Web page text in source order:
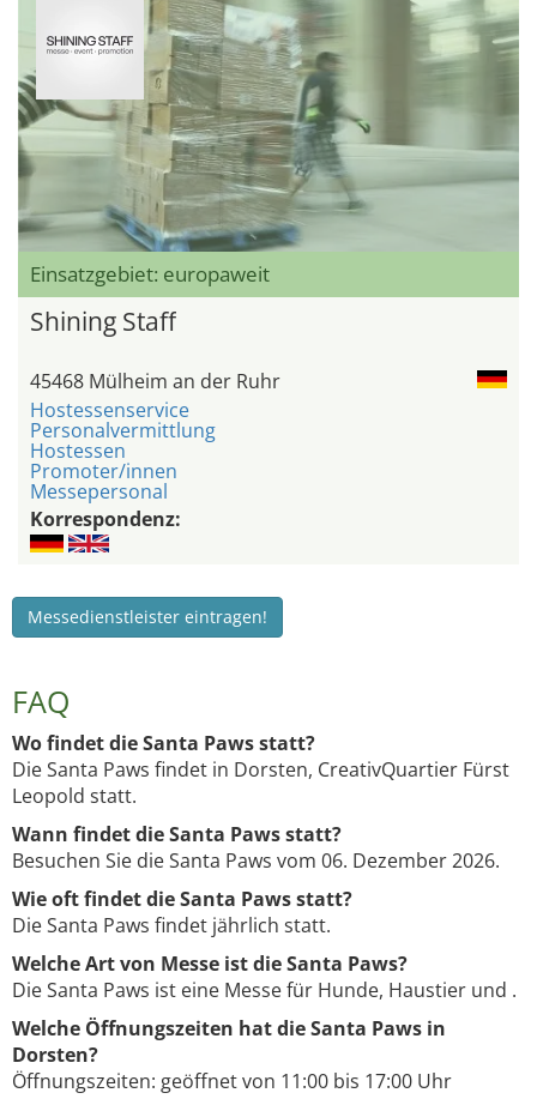
Einsatzgebiet: europaweit
Shining Staff
45468 Mülheim an der Ruhr
Hostessenservice
Personalvermittlung
Hostessen
Promoter/innen
Messepersonal
Korrespondenz:
Messedienstleister eintragen!
FAQ
Wo findet die Santa Paws statt?
Die Santa Paws findet in Dorsten, CreativQuartier Fürst
Leopold statt.
Wann findet die Santa Paws statt?
Besuchen Sie die Santa Paws vom 06. Dezember 2026.
Wie oft findet die Santa Paws statt?
Die Santa Paws findet jährlich statt.
Welche Art von Messe ist die Santa Paws?
Die Santa Paws ist eine Messe für Hunde, Haustier und .
Welche Öffnungszeiten hat die Santa Paws in
Dorsten?
Öffnungszeiten: geöffnet von 11:00 bis 17:00 Uhr